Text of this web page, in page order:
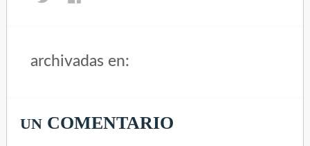
clic
en
Twitter
en
una
en
Facebook
en
una
archivadas en:
UN COMENTARIO